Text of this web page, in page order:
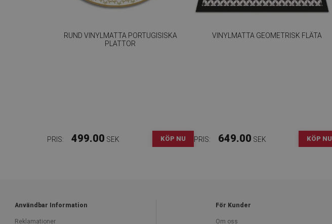
RUND VINYLMATTA PORTUGISISKA
PLATTOR
PRIS: 499.00 SEK KÖP NU
VINYLMATTA GEOMETRISK FLÄTA
PRIS: 649.00 SEK KÖP NU
Användbar Information
Reklamationer
För Kunder
Om oss